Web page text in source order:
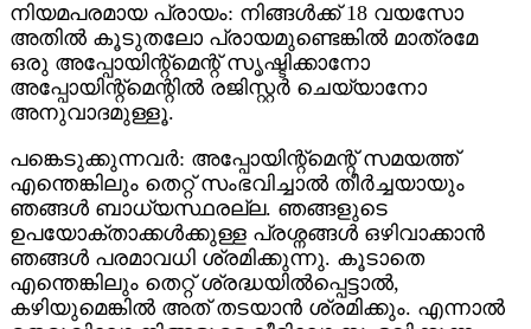
നിയമപരമായ പ്രായം: നിങ്ങൾക്ക് 18 വയസോ
അതിൽ കൂടുതലോ പ്രായമുണ്ടെങ്കിൽ മാത്രമേ
ഒരു അപ്പോയിന്റ്മെന്റ് സൃഷ്ടിക്കാനോ
അപ്പോയിന്റ്മെന്റിൽ രജിസ്റ്റർ ചെയ്യാനോ
അനുവാദമുള്ളൂ.
പങ്കെടുക്കുന്നവർ: അപ്പോയിന്റ്മെന്റ് സമയത്ത്
എന്തെങ്കിലും തെറ്റ് സംഭവിച്ചാൽ തീർച്ചയായും
ഞങ്ങൾ ബാധ്യസ്ഥരല്ല. ഞങ്ങളുടെ
ഉപയോക്താക്കൾക്കുള്ള പ്രശ്നങ്ങൾ ഒഴിവാക്കാൻ
ഞങ്ങൾ പരമാവധി ശ്രമിക്കുന്നു. കൂടാതെ
എന്തെങ്കിലും തെറ്റ് ശ്രദ്ധയിൽപ്പെട്ടാൽ,
കഴിയുമെങ്കിൽ അത് തടയാൻ ശ്രമിക്കും. എന്നാൽ